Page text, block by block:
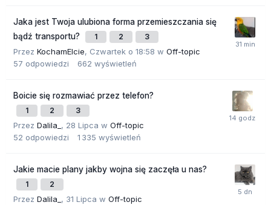
Jaka jest Twoja ulubiona forma przemieszczania się
bądź transportu?
1 2 3
Przez KochamElcie, Czwartek o 18:58 w Off-topic
57 odpowiedzi 662 wyświetleń
Boicie się rozmawiać przez telefon?
1 2 3
Przez Dalila_ , 28 Lipca w Off-topic
52 odpowiedzi 1 335 wyświetleń
Jakie macie plany jakby wojna się zaczęła u nas?
1 2
Przez Dalila_ , 31 Lipca w Off-topic